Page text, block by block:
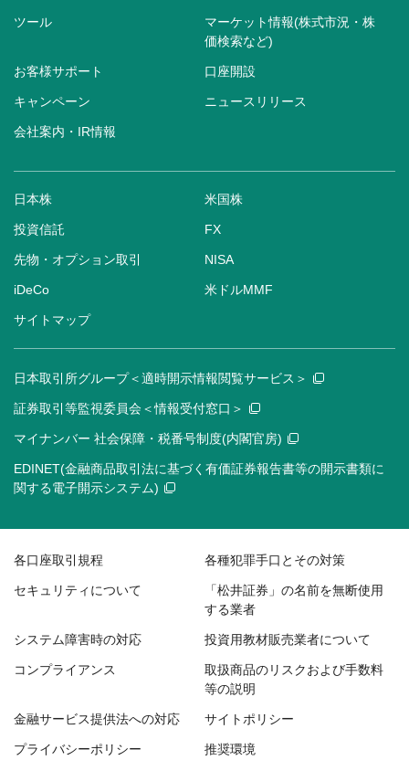
ツール
マーケット情報(株式市況・株
価検索など)
お客様サポート 口座開設
キャンペーン ニュースリリース
会社案内・IR情報
日本株 米国株
投資信託 FX
先物・オプション取引 NISA
iDeCo 米ドルMMF
サイトマップ
日本取引所グループ＜適時開示情報閲覧サービス＞
証券取引等監視委員会＜情報受付窓口＞
マイナンバー 社会保障・税番号制度(内閣官房)
EDINET(金融商品取引法に基づく有価証券報告書等の開示書類に
関する電子開示システム)
各口座取引規程 各種犯罪手口とその対策
セキュリティについて
「松井証券」の名前を無断使用
する業者
システム障害時の対応 投資用教材販売業者について
コンプライアンス
取扱商品のリスクおよび手数料
等の説明
金融サービス提供法への対応 サイトポリシー
プライバシーポリシー 推奨環境